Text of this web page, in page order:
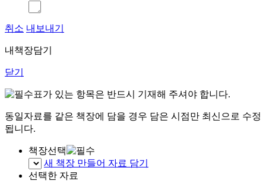
취소 내보내기
내책장담기
닫기
표가 있는 항목은 반드시 기재해 주셔야 합니다.
동일자료를 같은 책장에 담을 경우 담은 시점만 최신으로 수정
됩니다.
책장선택
새 책장 만들어 자료 담기
선택한 자료